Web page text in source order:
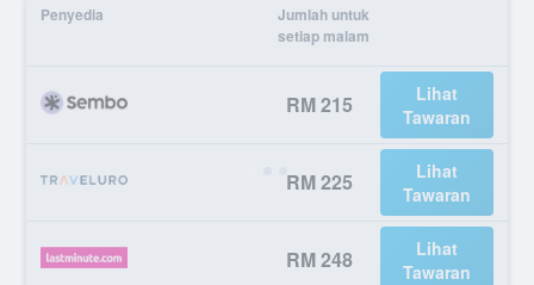
Penyedia
Jumlah untuk
setiap malam
RM 215
Lihat
Tawaran
RM 225
Lihat
Tawaran
RM 248
Lihat
Tawaran